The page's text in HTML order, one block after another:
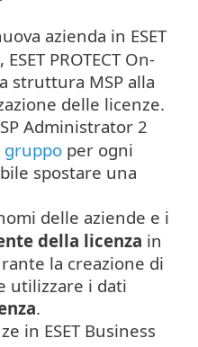
azienda in ESET
PROTECT On-
struttura MSP alla
delle licenze.
Administrator 2
gruppo per ogni
spostare una
delle aziende e i
della licenza in
la creazione di
utilizzare i dati
.
in ESET Business